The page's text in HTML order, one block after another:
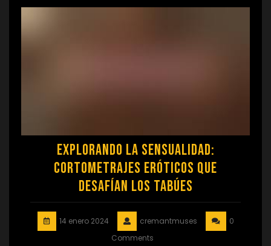
Explorando la Sensualidad:
Cortometrajes Eróticos que
Desafían los Tabúes
14 enero 2024 cremantmuses
0
Comments